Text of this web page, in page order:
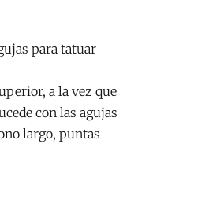
para tatuar
a la vez que
con las agujas
largo, puntas